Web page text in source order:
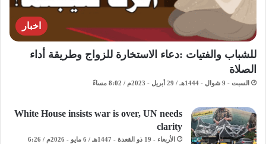
اخبار
للشباب والفتيات :دعاء الاستخارة للزواج وطريقة أداء
الصلاة
السبت - 9 شوال - 1444هـ / 29 أبريل - 2023م / 8:02 مساءً
White House insists war is over, UN needs
clarity
الأربعاء - 19 ذو القعدة - 1447هـ / 6 مايو - 2026م / 6:26